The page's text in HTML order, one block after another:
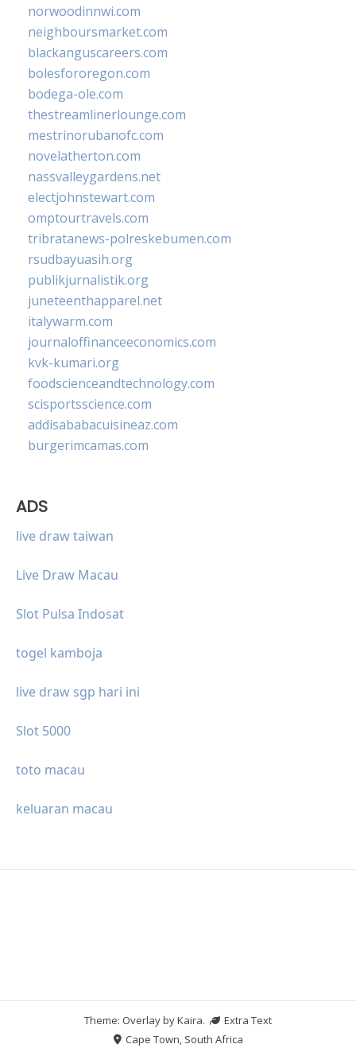
norwoodinnwi.com
neighboursmarket.com
blackanguscareers.com
bolesfororegon.com
bodega-ole.com
thestreamlinerlounge.com
mestrinorubanofc.com
novelatherton.com
nassvalleygardens.net
electjohnstewart.com
omptourtravels.com
tribratanews-polreskebumen.com
rsudbayuasih.org
publikjurnalistik.org
juneteenthapparel.net
italywarm.com
journaloffinanceeconomics.com
kvk-kumari.org
foodscienceandtechnology.com
scisportsscience.com
addisababacuisineaz.com
burgerimcamas.com
ADS
live draw taiwan
Live Draw Macau
Slot Pulsa Indosat
togel kamboja
live draw sgp hari ini
Slot 5000
toto macau
keluaran macau
Theme: Overlay byKaira.
Extra Text
Cape Town, South Africa